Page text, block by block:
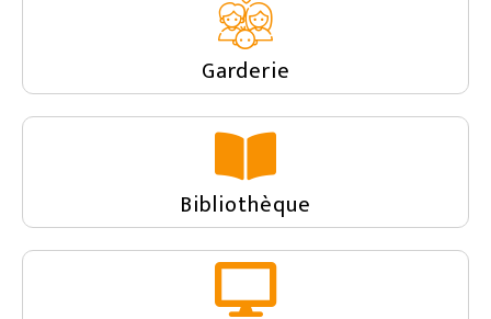
Garderie
Bibliothèque